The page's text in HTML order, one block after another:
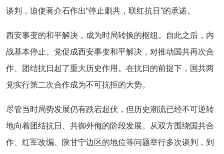
谈判，迫使蒋介石作出“停止剿共，联红抗日”的承诺。
西安事变的和平解决，成为时局转换的枢纽。自此之后，内
战基本停止。党促成西安事变和平解决，对推动国共再次合
作、团结抗日起了重大历史作用。在抗日的前提下，国共两
党实行第二次合作成为不可抗拒的大势。
尽管当时局势发展仍有跌宕起伏，但历史潮流已经不可逆转
地向着团结抗日、共御外侮的阶段发展。从双方围绕国共合
作、红军改编、陕甘宁边区的地位等问题举行多次谈判，到